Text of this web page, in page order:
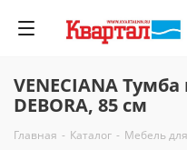
VENECIANA
DEBORA, 85 см
Главная - Каталог - Мебель